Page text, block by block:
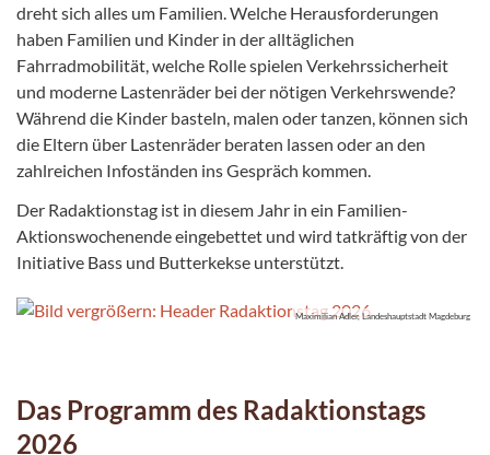
dreht sich alles um Familien. Welche Herausforderungen
haben Familien und Kinder in der alltäglichen
Fahrradmobilität, welche Rolle spielen Verkehrssicherheit
und moderne Lastenräder bei der nötigen Verkehrswende?
Während die Kinder basteln, malen oder tanzen, können sich
die Eltern über Lastenräder beraten lassen oder an den
zahlreichen Infoständen ins Gespräch kommen.
Der Radaktionstag ist in diesem Jahr in ein Familien-
Aktionswochenende eingebettet und wird tatkräftig von der
Initiative Bass und Butterkekse unterstützt.
Maximilian Adler, Landeshauptstadt Magdeburg
Das Programm des Radaktionstags
2026